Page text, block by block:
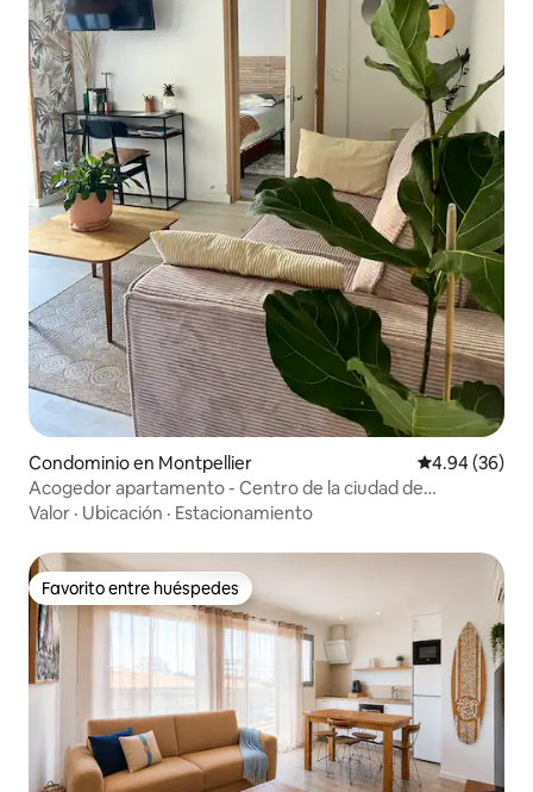
Condominio en Montpellier Calificación
4.94 (36)
Acogedor apartamento - Centro de la ciudad de
Montpellier
Valor · Ubicación · Estacionamiento
Favorito entre huéspedes
Favorito entre huéspedes